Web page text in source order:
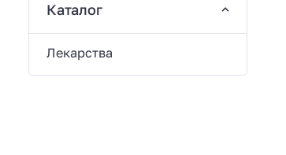
Каталог
Лекарства